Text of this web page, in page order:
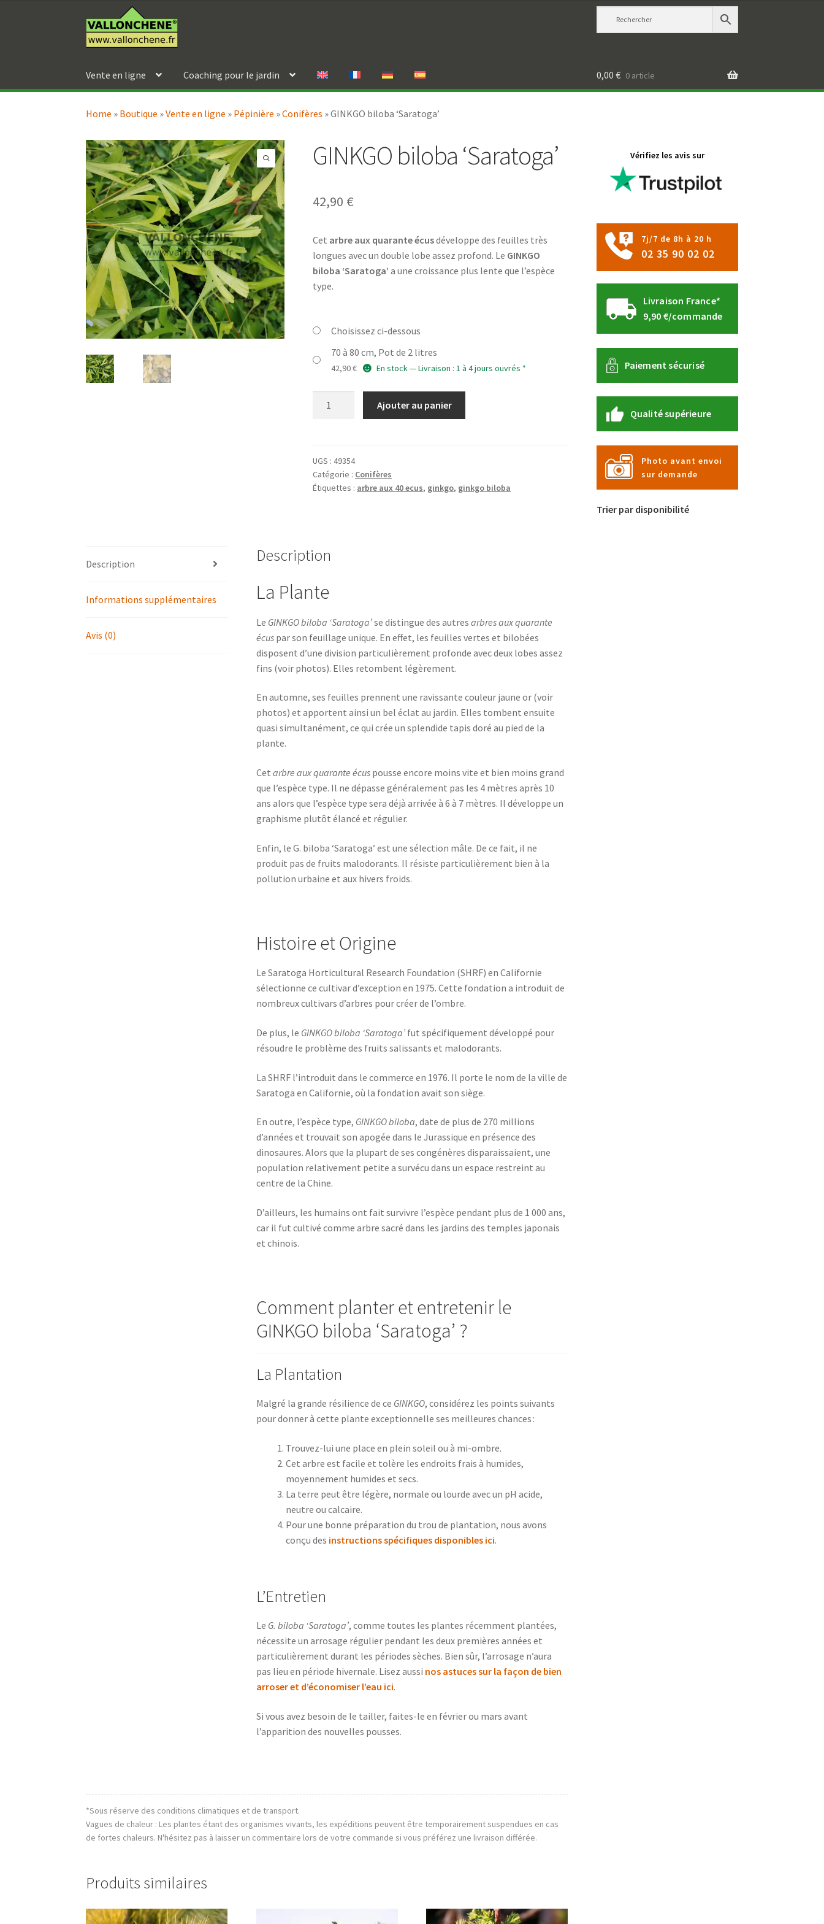
à
la
au
contenu
Vente en ligne Coaching pour le jardin 0,00 € 0 article
Home » Boutique »Vente en ligne » Pépinière »Conifères »GINKGO biloba ‘Saratoga’
GINKGO biloba ‘Saratoga’
42,90 €
Cet arbre aux quarante écusdéveloppe des feuilles très
longues avec un double lobe assez profond. Le GINKGO
biloba ‘Saratoga’ a une croissance plus lente que l’espèce
type.
Choisissez ci-dessous
70 à 80 cm, Pot de 2 litres
42,90€ En stock — Livraison : 1 à 4 jours ouvrés *
'Saratoga'
Ajouter au panier
UGS :49354
Catégorie : Conifères
Étiquettes : arbre aux 40 ecus, ginkgo, ginkgo biloba
Description
Informations supplémentaires
Avis (0)
Description
La Plante
Le GINKGO biloba ‘Saratoga’se distingue des autres arbres aux quarante
écuspar son feuillage unique. En effet, les feuilles vertes et bilobées
disposent d’une division particulièrement profonde avec deux lobes assez
fins (voir photos). Elles retombent légèrement.
En automne, ses feuilles prennent une ravissante couleur jaune or (voir
photos) et apportent ainsi un bel éclat au jardin. Elles tombent ensuite
quasi simultanément, ce qui crée un splendide tapis doré au pied de la
plante.
Cet arbre aux quarante écuspousse encore moins vite et bien moins grand
que l’espèce type. Il ne dépasse généralement pas les 4 mètres après 10
ans alors que l’espèce type sera déjà arrivée à 6 à 7 mètres. Il développe un
graphisme plutôt élancé et régulier.
Enfin, le G. biloba ‘Saratoga’ est une sélection mâle. De ce fait, il ne
produit pas de fruits malodorants. Il résiste particulièrement bien à la
pollution urbaine et aux hivers froids.
Histoire et Origine
Le Saratoga Horticultural Research Foundation (SHRF) en Californie
sélectionne ce cultivar d’exception en 1975. Cette fondation a introduit de
nombreux cultivars d’arbres pour créer de l’ombre.
De plus, le GINKGO biloba ‘Saratoga’fut spécifiquement développé pour
résoudre le problème des fruits salissants et malodorants.
La SHRF l’introduit dans le commerce en 1976. Il porte le nom de la ville de
Saratoga en Californie, où la fondation avait son siège.
En outre, l’espèce type, GINKGO biloba, date de plus de 270 millions
d’années et trouvait son apogée dans le Jurassique en présence des
dinosaures. Alors que la plupart de ses congénères disparaissaient, une
population relativement petite a survécu dans un espace restreint au
centre de la Chine.
D’ailleurs, les humains ont fait survivre l’espèce pendant plus de 1 000 ans,
car il fut cultivé comme arbre sacré dans les jardins des temples japonais
et chinois.
Comment planter et entretenir le
GINKGO biloba ‘Saratoga’ ?
La Plantation
Malgré la grande résilience de ce GINKGO, considérez les points suivants
pour donner à cette plante exceptionnelle ses meilleures chances :
Trouvez-lui une place en plein soleil ou à mi-ombre.
Cet arbre est facile et tolère les endroits frais à humides,
moyennement humides et secs.
La terre peut être légère, normale ou lourde avec un pH acide,
neutre ou calcaire.
Pour une bonne préparation du trou de plantation, nous avons
conçu des instructions spécifiques disponibles ici.
L’Entretien
Le G. biloba ‘Saratoga’, comme toutes les plantes récemment plantées,
nécessite un arrosage régulier pendant les deux premières années et
particulièrement durant les périodes sèches. Bien sûr, l’arrosage n’aura
pas lieu en période hivernale. Lisez aussi nos astuces sur la façon de bien
arroser et d’économiser l’eau ici.
Si vous avez besoin de le tailler, faites-le en février ou mars avant
l’apparition des nouvelles pousses.
*Sous réserve des conditions climatiques et de transport.
Vagues de chaleur : Les plantes étant des organismes vivants, les expéditions peuvent être temporairement suspendues en cas
de fortes chaleurs. N'hésitez pas à laisser un commentaire lors de votre commande si vous préférez une livraison différée.
Produits similaires
Vérifiez les avis sur
7j/7 de 8h à 20 h
02 35 90 02 02
Livraison France*
9,90 €/commande
Paiement sécurisé
Qualité supérieure
Photo avant envoi
sur demande
Trier par disponibilité